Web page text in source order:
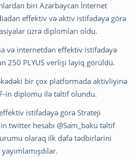
biri Azərbaycan İnternet
effektiv və aktiv istifadəyə görə
üzrə diplomları oldu.
və internetdən effektiv istifadəyə
250 PLYUS verlişi layiq görüldü.
bir çox platformada aktivliyinə
in diplomu ilə təltif olundu.
istifadəyə görə Strateji
twitter hesabı @Sam_baku təltif
olaraq ilk dəfə tədbirlərini